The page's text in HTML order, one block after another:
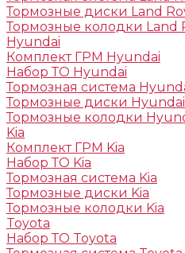
Тормозные диски Land
Тормозные колодки Land
Hyundai
Комплект ГРМ Hyundai
Набор ТО Hyundai
Тормозная система
Тормозные диски Hyundai
Тормозные колодки
Kia
Комплект ГРМ Kia
Набор ТО Kia
Тормозная система Kia
Тормозные диски Kia
Тормозные колодки Kia
Toyota
Набор ТО Toyota